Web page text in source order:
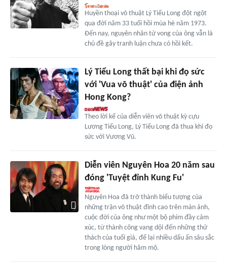
Huyền thoại võ thuật Lý Tiểu Long đột ngột
qua đời năm 33 tuổi hồi mùa hè năm 1973.
Đến nay, nguyên nhân tử vong của ông vẫn là
chủ đề gây tranh luận chưa có hồi kết.
Lý Tiểu Long thất bại khi đọ sức
với 'Vua võ thuật' của điện ảnh
Hong Kong?
Theo lời kể của diễn viên võ thuật kỳ cựu
Lương Tiểu Long, Lý Tiểu Long đã thua khi đọ
sức với Vương Vũ.
Diễn viên Nguyên Hoa 20 năm sau
đóng 'Tuyệt đỉnh Kung Fu'
Nguyên Hoa đã trở thành biểu tượng của
những trận võ thuật đỉnh cao trên màn ảnh,
cuộc đời của ông như một bộ phim đầy cảm
xúc, từ thành công vang dội đến những thử
thách của tuổi già, để lại nhiều dấu ấn sâu sắc
trong lòng người hâm mộ.